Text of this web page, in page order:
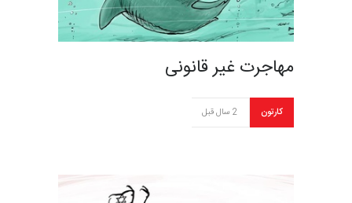
مهاجرت غیر قانونی
کارتون 2 سال قبل